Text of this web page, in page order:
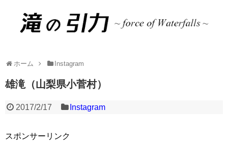
ホーム Instagram
雄滝（山梨県小菅村）
2017/2/17 Instagram
スポンサーリンク